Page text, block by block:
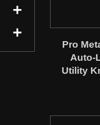
Pro
Auto-
Utility